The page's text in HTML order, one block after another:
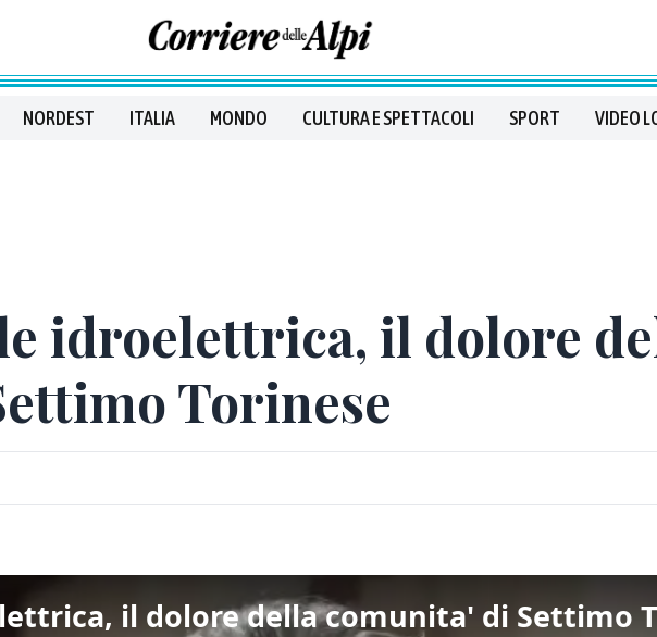
NORDEST ITALIA MONDO CULTURA E SPETTACOLI SPORT VIDEO
idroelettrica, il dolore
Torinese
il dolore della comunita' di Settimo